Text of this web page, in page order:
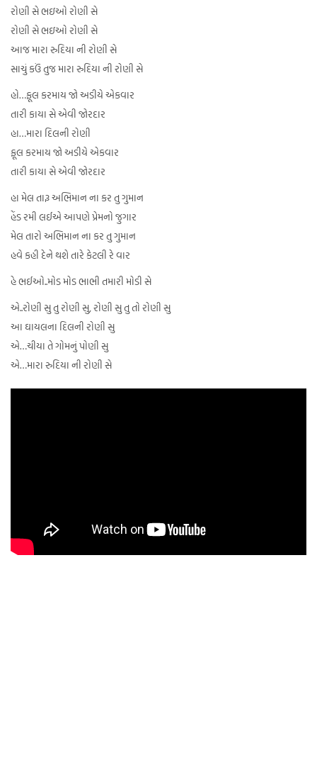
રોણી સે ભઇઓ રોણી સે
રોણી સે ભઇઓ રોણી સે
આજ મારા રુદિયા ની રોણી સે
સાચું કઉં તુજ મારા રુદિયા ની રોણી સે
હો…ફૂલ કરમાય જો અડીયે એકવાર
તારી કાયા સે એવી જોરદાર
હા…મારા દિલની રોણી
ફૂલ કરમાય જો અડીયે એકવાર
તારી કાયા સે એવી જોરદાર
હા મેલ તારૂ અભિમાન ના કર તુ ગુમાન
હેંડ રમી લઈએ આપણે પ્રેમનો જુગાર
મેલ તારો અભિમાન ના કર તુ ગુમાન
હવે કહી દેને થશે તારે કેટલી રે વાર
હે ભઈઓ..મોડ મોડ ભાભી તમારી મોડી સે
એ..રોણી સુ તુ રોણી સુ, રોણી સુ તુ તો રોણી સુ
આ ઘાયલના દિલની રોણી સુ
એ…ચીયા તે ગોમનું પોણી સુ
એ…મારા રુદિયા ની રોણી સે